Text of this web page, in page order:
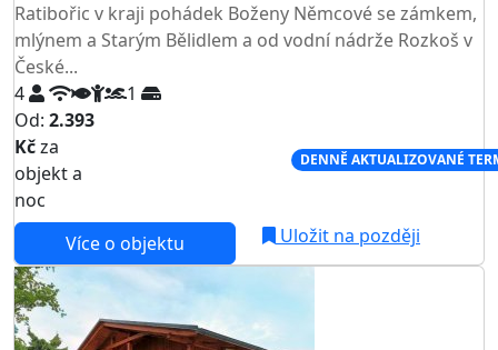
Ratibořic v kraji pohádek Boženy Němcové se zámkem,
mlýnem a Starým Bělidlem a od vodní nádrže Rozkoš v
České...
4
1
Od: 2.393
Kčza
objekt a
noc
DENNĚ AKTUALIZOVANÉ
Více o objektu Uložit na později